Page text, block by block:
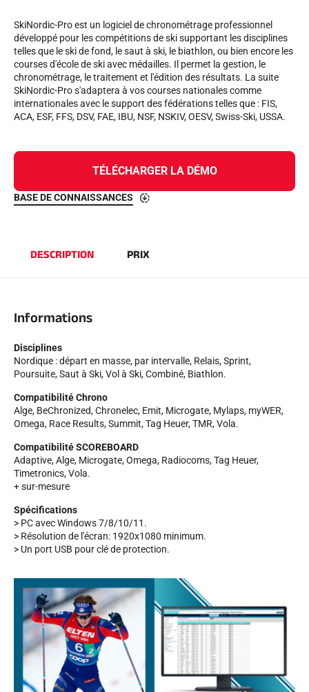
Chronomètres et transmission
Transpondeurs et boucles
Cellules et détection
Photofinish
Afficheurs et horloge
LOGICIELS
VOLA Board & Clé de protection
Suite SkiAlp
Scoreboard-Pro
EQUITATION
SkiNordic-Pro est un logiciel de chronométrage professionnel
développé pour les compétitions de ski supportant les disciplines
telles que le ski de fond, le saut à ski, le biathlon, ou bien encore les
courses d'école de ski avec médailles. Il permet la gestion, le
chronométrage, le traitement et l'édition des résultats. La suite
SkiNordic-Pro s'adaptera à vos courses nationales comme
internationales avec le support des fédérations telles que : FIS,
ACA, ESF, FFS, DSV, FAE, IBU, NSF, NSKIV, OESV, Swiss-Ski, USSA.
TÉLÉCHARGER LA DÉMO
BASE DE CONNAISSANCES
DESCRIPTION PRIX
Informations
Disciplines
Nordique : départ en masse, par intervalle, Relais, Sprint,
Poursuite, Saut à Ski, Vol à Ski, Combiné, Biathlon.
Compatibilité Chrono
Alge, BeChronized, Chronelec, Emit, Microgate, Mylaps, myWER,
Omega, Race Results, Summit, Tag Heuer, TMR, Vola.
Compatibilité SCOREBOARD
Adaptive, Alge, Microgate, Omega, Radiocoms, Tag Heuer,
Timetronics, Vola.
+ sur-mesure
Spécifications
> PC avec Windows 7/8/10/11.
> Résolution de l'écran: 1920x1080 minimum.
> Un port USB pour clé de protection.